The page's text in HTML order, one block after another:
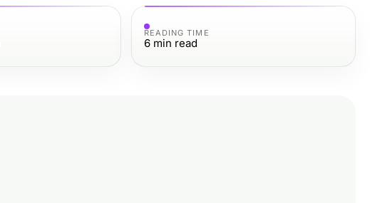
READING TIME
6 min read